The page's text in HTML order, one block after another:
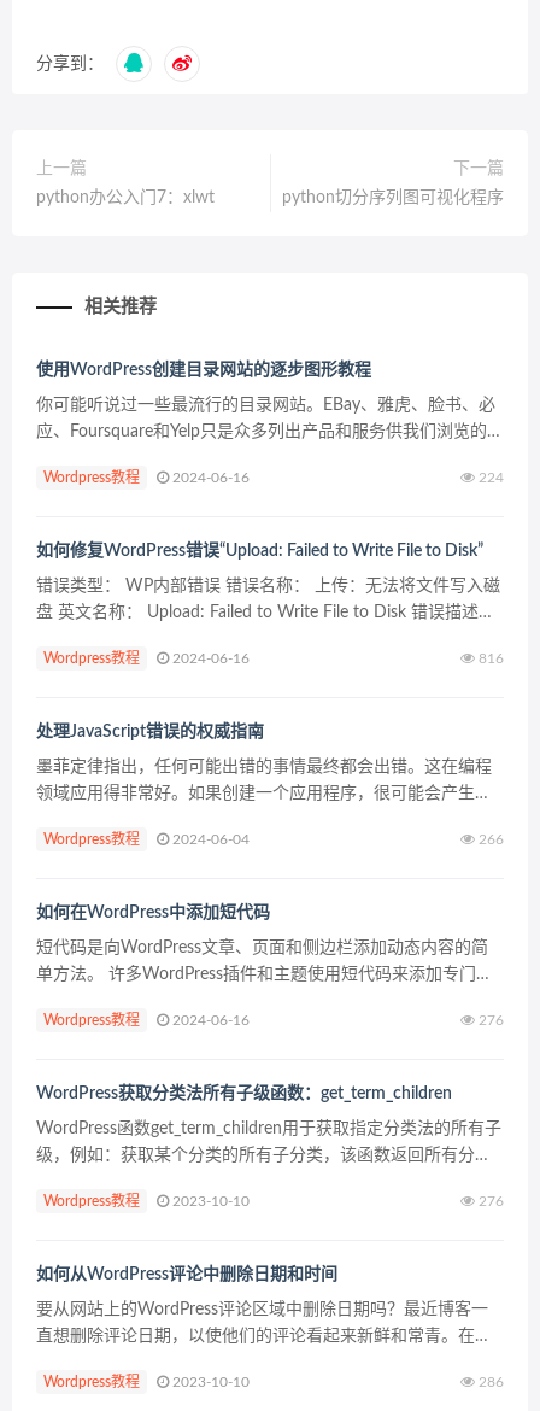
分享到：
上一篇
python办公入门7：xlwt
下一篇
python切分序列图可视化程序
相关推荐
使用WordPress创建目录网站的逐步图形教程
你可能听说过一些最流行的目录网站。EBay、雅虎、脸书、必
应、Foursquare和Yelp只是众多列出产品和服务供我们浏览的网
所有的东西。事实上，你可以找到房地产、...
Wordpress教程 2024-06-16 224
如何修复WordPress错误“Upload: Failed to Write File to Disk”
错误类型： WP内部错误 错误名称： 上传：无法将文件写入磁
盘 英文名称： Upload: Failed to Write File to Disk 错误描述：
Wordpress教程 2024-06-16 816
处理JavaScript错误的权威指南
墨菲定律指出，任何可能出错的事情最终都会出错。这在编程
领域应用得非常好。如果创建一个应用程序，很可能会产生错
产品的成功取决于它的创造者在伤害用户之前解决这...
Wordpress教程 2024-06-04 266
如何在WordPress中添加短代码
短代码是向WordPress文章、页面和侧边栏添加动态内容的简
单方法。 许多WordPress插件和主题使用短代码来添加专门的
向你展示如何在WordPress中轻松...
Wordpress教程 2024-06-16 276
WordPress获取分类法所有子级函数：get_term_children
WordPress函数get_term_children用于获取指定分类法的所有子
级，例如：获取某个分类的所有子分类，该函数返回所有分类
Wordpress教程 2023-10-10 276
如何从WordPress评论中删除日期和时间
要从网站上的WordPress评论区域中删除日期吗？最近博客一
直想删除评论日期，以使他们的评论看起来新鲜和常青。在本
应该从WordPress评论中删除日期吗...
Wordpress教程 2023-10-10 286